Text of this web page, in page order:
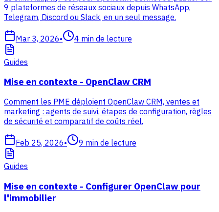
9 plateformes de réseaux sociaux depuis WhatsApp,
Telegram, Discord ou Slack, en un seul message.
Mar 3, 2026• 4 min de lecture
Guides
Mise en contexte - OpenClaw CRM
Comment les PME déploient OpenClaw CRM, ventes et
marketing : agents de suivi, étapes de configuration, règles
de sécurité et comparatif de coûts réel.
Feb 25, 2026• 9 min de lecture
Guides
Mise en contexte - Configurer OpenClaw pour
l'immobilier